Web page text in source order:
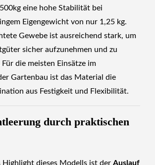
eine hohe Stabilität bei
Eigengewicht von nur 1,25 kg.
Gewebe ist ausreichend stark, um
sicher aufzunehmen und zu
die meisten Einsätze im
Gartenbau ist das Material die
aus Festigkeit und Flexibilität.
durch praktischen
Highlight dieses Modells ist der Auslauf